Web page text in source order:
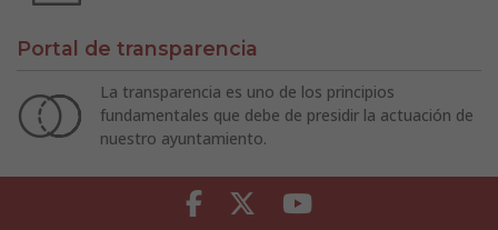
Portal de transparencia
La transparencia es uno de los principios
fundamentales que debe de presidir la actuación de
nuestro ayuntamiento.
Facebook Twitter Youtube